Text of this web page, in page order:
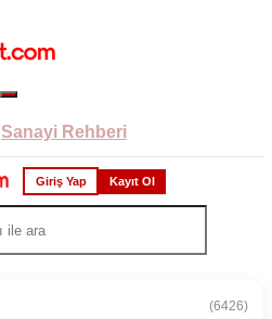
Sanayi Rehberi
Giriş Yap Kayıt Ol
(6426)